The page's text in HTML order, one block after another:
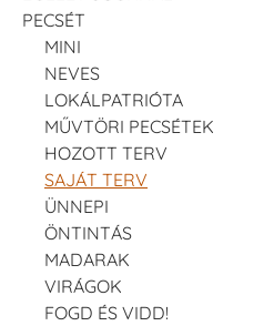
PECSÉT
MINI
NEVES
LOKÁLPATRIÓTA
MŰVTÖRI PECSÉTEK
HOZOTT TERV
SAJÁT TERV
ÜNNEPI
ÖNTINTÁS
MADARAK
VIRÁGOK
FOGD ÉS VIDD!